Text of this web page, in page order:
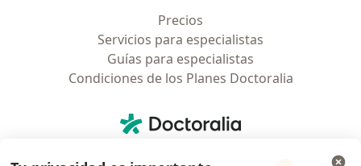
Precios
Servicios para especialistas
Guías para especialistas
Condiciones de los Planes Doctoralia
Doctoralia - Página de inicio